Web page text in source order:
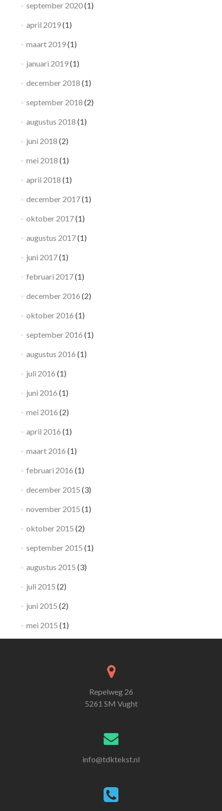
september 2020(1)
april 2019(1)
maart 2019(1)
januari 2019(1)
december 2018 (1)
september 2018 (2)
augustus 2018 (1)
juni 2018 (2)
mei 2018 (1)
april 2018 (1)
december 2017(1)
oktober 2017(1)
augustus 2017(1)
juni 2017(1)
februari 2017(1)
december 2016 (2)
oktober 2016 (1)
september 2016 (1)
augustus 2016 (1)
juli 2016 (1)
juni 2016 (1)
mei 2016 (2)
april 2016 (1)
maart 2016 (1)
februari 2016 (1)
december 2015 (3)
november 2015 (1)
oktober 2015 (2)
september 2015 (1)
augustus 2015 (3)
juli 2015 (2)
juni 2015 (2)
mei 2015 (1)
Repelweg 26
5261 SM Vught
info@tdktekst.nl